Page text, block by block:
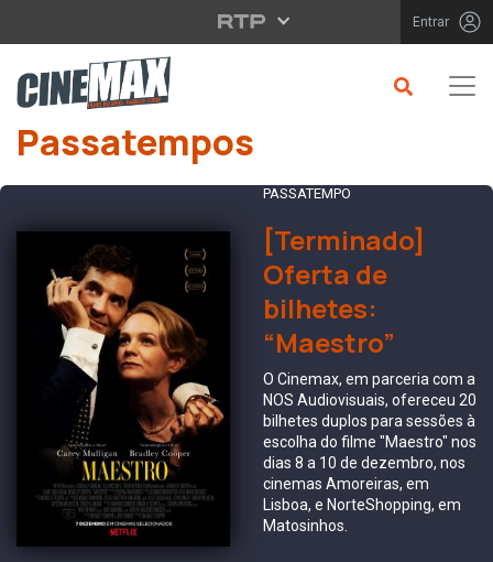
Saltar para o conteúdo principal Entrar
Passatempos
PASSATEMPO
[Terminado]
Oferta de
bilhetes:
“Maestro”
O Cinemax, em parceria com a
NOS Audiovisuais, ofereceu 20
bilhetes duplos para sessões à
escolha do filme "Maestro" nos
dias 8 a 10 de dezembro, nos
cinemas Amoreiras, em
Lisboa, e NorteShopping, em
Matosinhos.